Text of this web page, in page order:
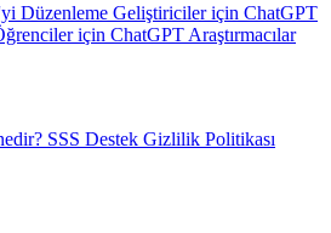
Düzenleme Geliştiriciler için ChatGPT
için ChatGPT Araştırmacılar
SSS Destek Gizlilik Politikası